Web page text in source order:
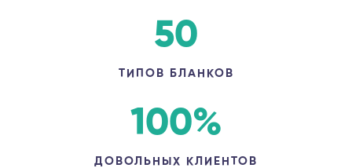
50
ТИПОВ БЛАНКОВ
100%
ДОВОЛЬНЫХ КЛИЕНТОВ